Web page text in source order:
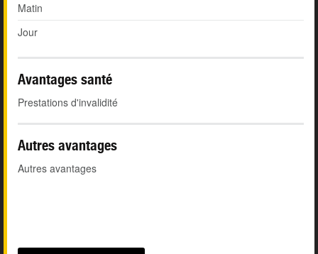
Matin
Jour
Avantages santé
Prestations d'invalidité
Autres avantages
Autres avantages